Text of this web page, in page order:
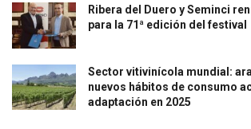
Ribera del Duero y Seminci
para la 71ª edición del festival
Sector vitivinícola mundial:
nuevos hábitos de consumo
adaptación en 2025